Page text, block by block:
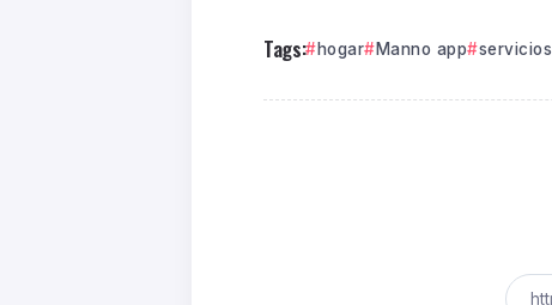
Tags: hogar Manno app servicios